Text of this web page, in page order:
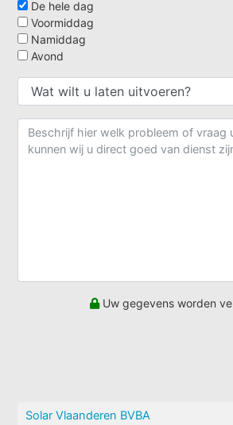
De hele dag
Voormiddag
Namiddag
Avond
Uw gegevens worden
Solar Vlaanderen BVBA